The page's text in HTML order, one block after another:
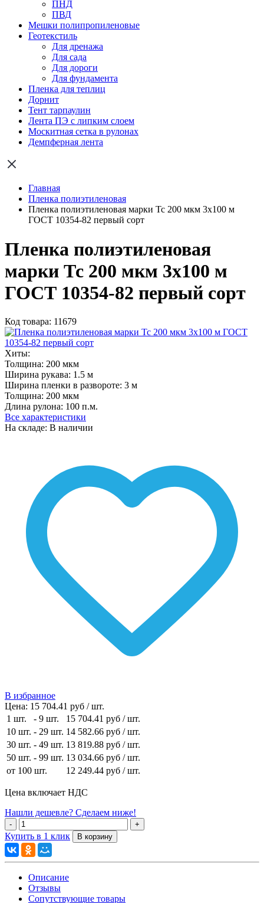
ПНД
ПВД
Мешки полипропиленовые
Геотекстиль
Для дренажа
Для сада
Для дороги
Для фундамента
Пленка для теплиц
Дорнит
Тент тарпаулин
Лента ПЭ с липким слоем
Москитная сетка в рулонах
Демпферная лента
Главная
Пленка полиэтиленовая
Пленка полиэтиленовая марки Тс 200 мкм 3х100 м
ГОСТ 10354-82 первый сорт
Пленка полиэтиленовая
марки Тс 200 мкм 3х100 м
ГОСТ 10354-82 первый сорт
Код товара: 11679
Хиты:
Толщина: 200 мкм
Ширина рукава: 1.5 м
Ширина пленки в развороте: 3 м
Толщина: 200 мкм
Длина рулона: 100 п.м.
Все характеристики
На складе: В наличии
В избранное
Цена: 15 704.41 руб / шт.
1 шт.
- 9 шт. 15 704.41 руб / шт.
10 шт. - 29 шт. 14 582.66 руб / шт.
30 шт. - 49 шт. 13 819.88 руб / шт.
50 шт. - 99 шт. 13 034.66 руб / шт.
от 100 шт.
12 249.44 руб / шт.
Цена включает НДС
Нашли дешевле? Сделаем ниже!
Купить в 1 клик
Описание
Отзывы
Сопутствующие товары